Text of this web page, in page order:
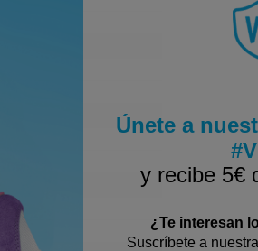
Únete a
y recibe 5€
¿Te interesan
Suscríbete a